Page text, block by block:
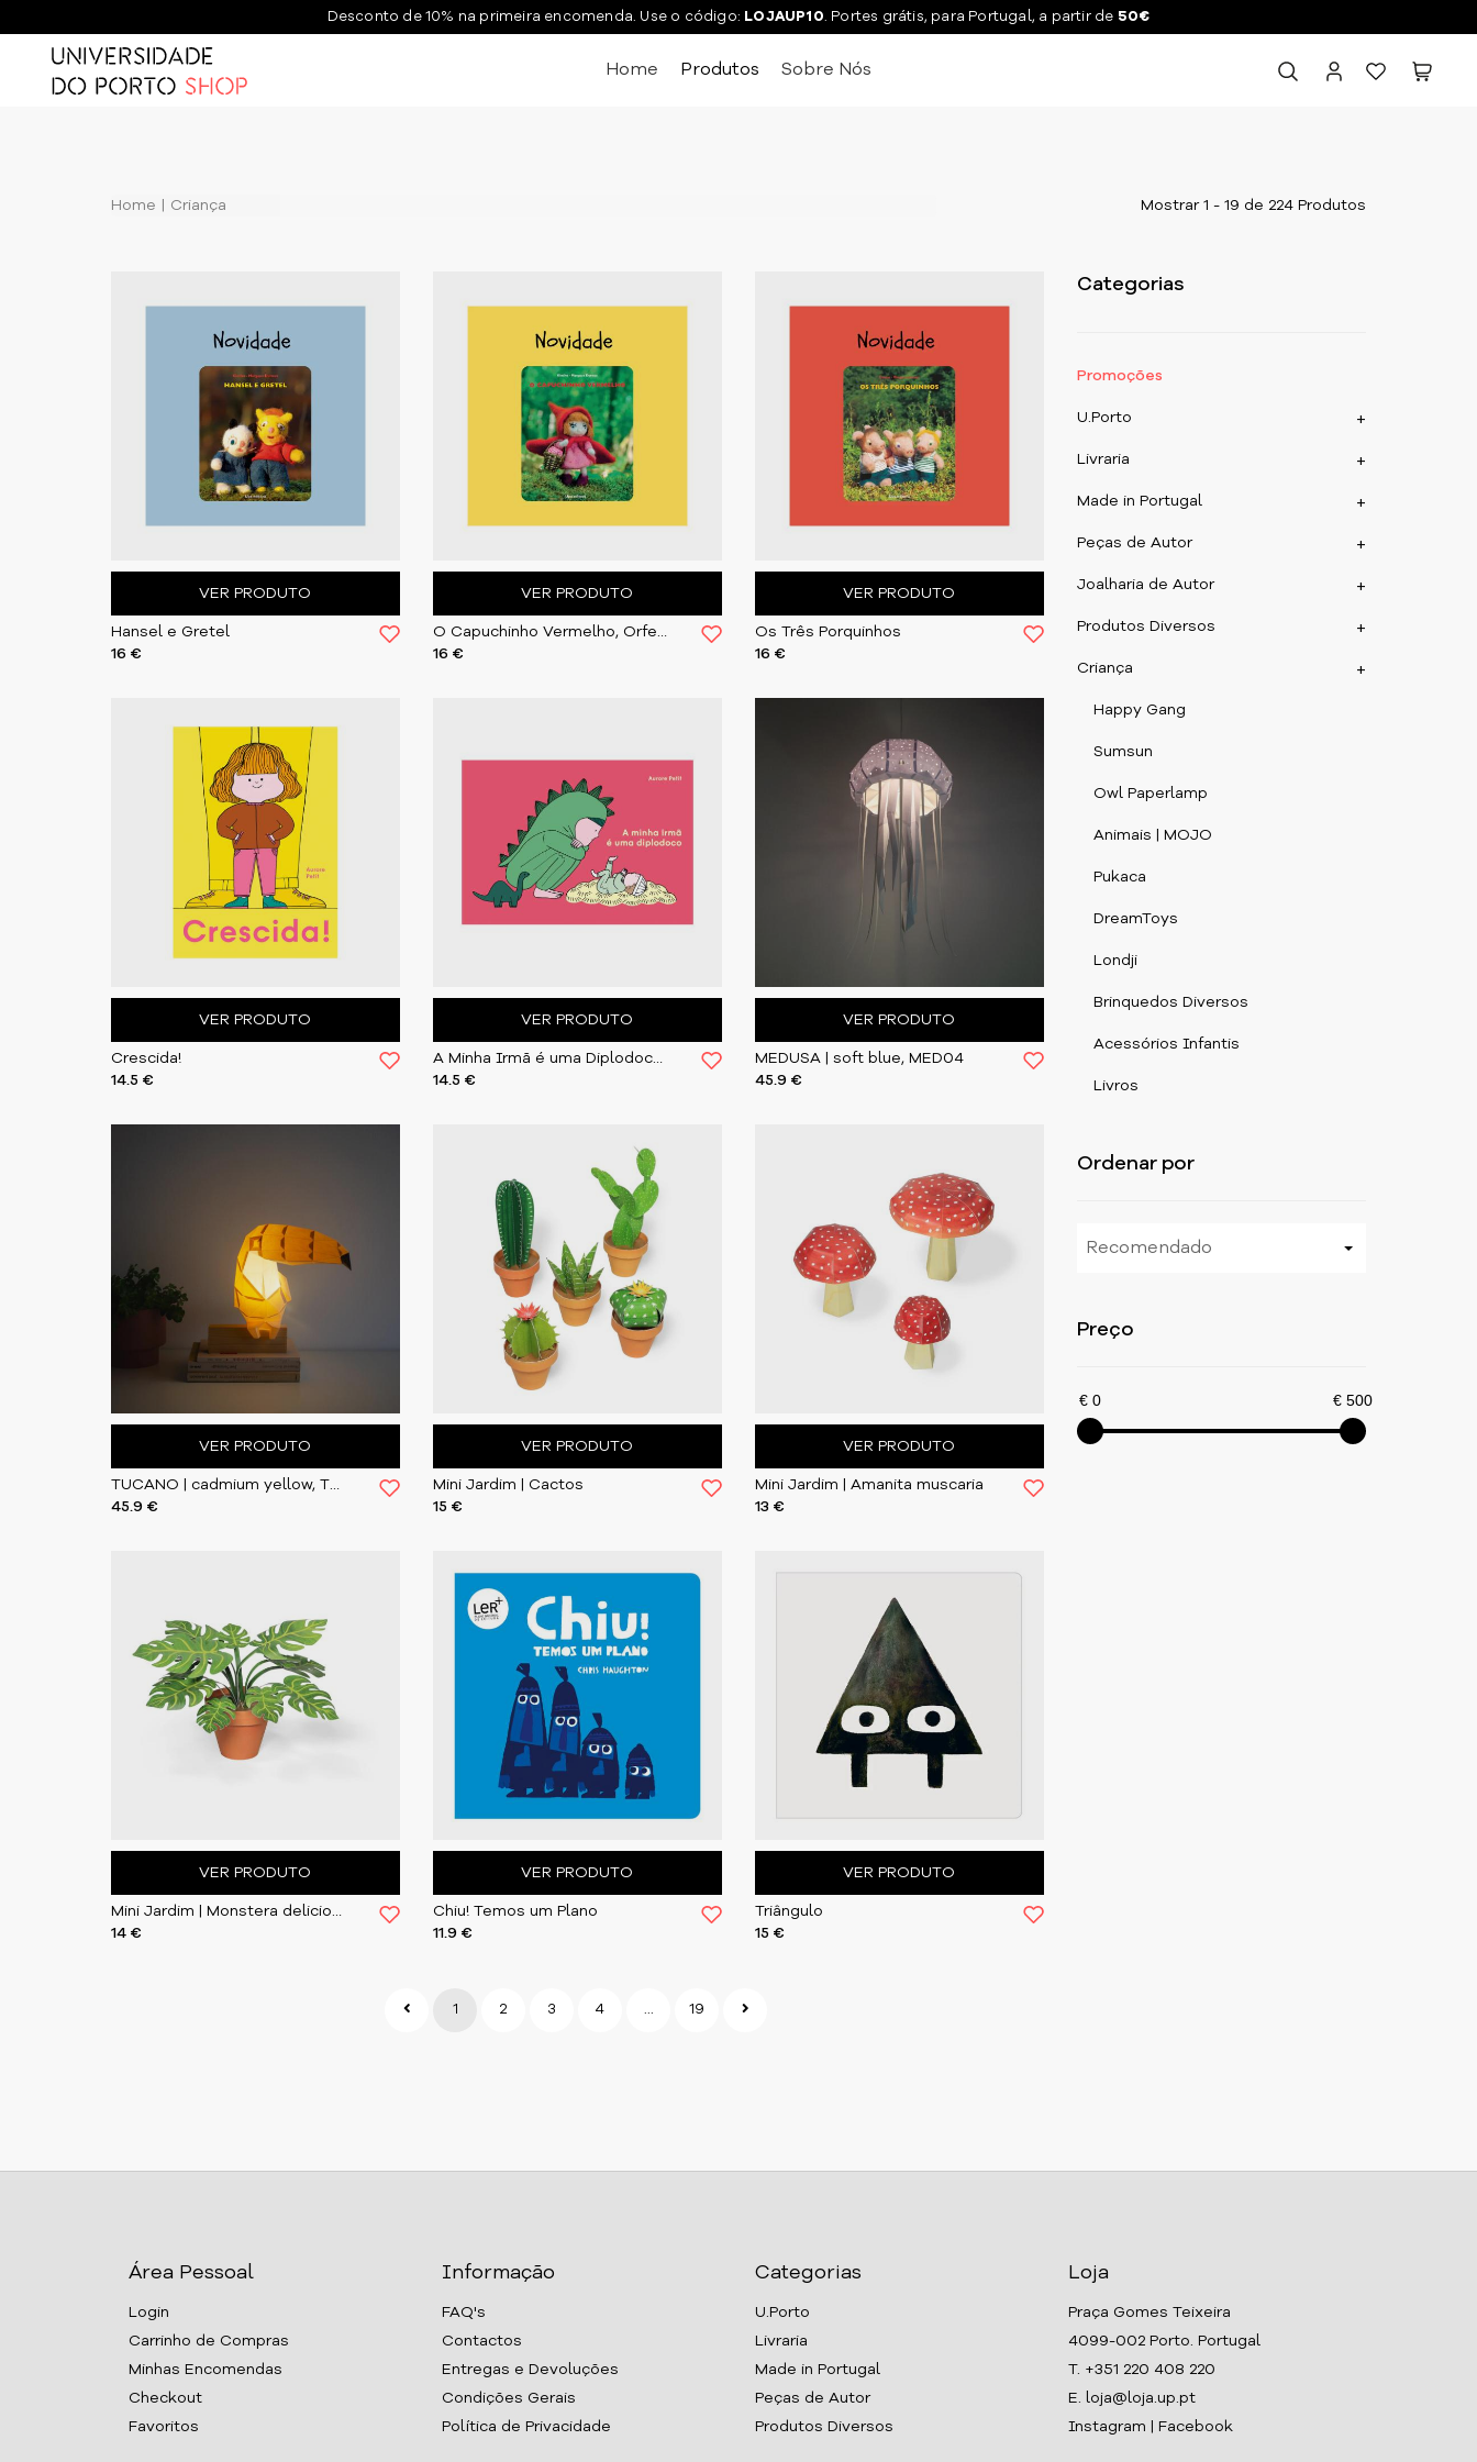
Desconto de 10% na primeira encomenda. Use o código: LOJAUP10 . Portes grátis, para Portugal, a partir de 50€
Home Produtos Sobre Nós
Home Criança Mostrar 1 - 19 de 224 Produtos
VER PRODUTO
Hansel e Gretel
16 €
VER PRODUTO
O Capuchinho Vermelho, Orfeu Negro
16 €
VER PRODUTO
Os Três Porquinhos
16 €
VER PRODUTO
Crescida!
14.5 €
VER PRODUTO
A Minha Irmã é uma Diplodoco, Orfeu Negro
14.5 €
VER PRODUTO
MEDUSA | soft blue, MED04
45.9 €
VER PRODUTO
TUCANO | cadmium yellow, TOC05
45.9 €
VER PRODUTO
Mini Jardim | Cactos
15 €
VER PRODUTO
Mini Jardim | Amanita muscaria
13 €
VER PRODUTO
Mini Jardim | Monstera deliciosa
14 €
VER PRODUTO
Chiu! Temos um Plano
11.9 €
VER PRODUTO
Triângulo
15 €
1 2 3 4 ... 19
Categorias
Promoções
+
U.Porto
+
Livraria
+
Made in Portugal
+
Peças de Autor
+
Joalharia de Autor
+
Produtos Diversos
+
Criança
Happy Gang
Sumsun
Owl Paperlamp
Animais | MOJO
Pukaca
DreamToys
Londji
Brinquedos Diversos
Acessórios Infantis
Livros
Ordenar por
Recomendado
Preço
€ 0 € 500
Área Pessoal
Login
Carrinho de Compras
Minhas Encomendas
Checkout
Favoritos
Informação
FAQ's
Contactos
Entregas e Devoluções
Condições Gerais
Política de Privacidade
Categorias
U.Porto
Livraria
Made in Portugal
Peças de Autor
Produtos Diversos
Loja
Praça Gomes Teixeira
4099-002 Porto. Portugal
T. +351 220 408 220
E. loja@loja.up.pt
Instagram
Facebook